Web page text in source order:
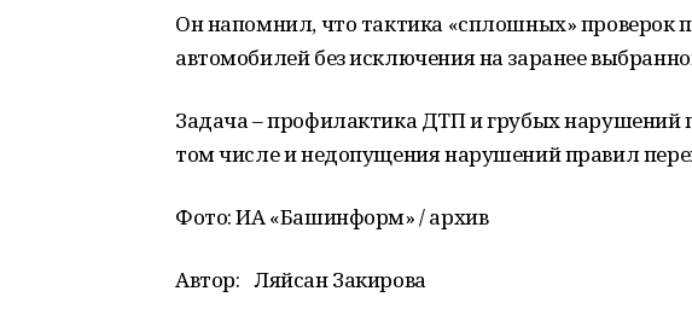
Он напомнил, что тактика «сплошных» проверок
автомобилей без исключения на заранее
Задача – профилактика ДТП и грубых нарушений
том числе и недопущения нарушений правил
Фото: ИА «Башинформ» / архив
Автор: Ляйсан Закирова